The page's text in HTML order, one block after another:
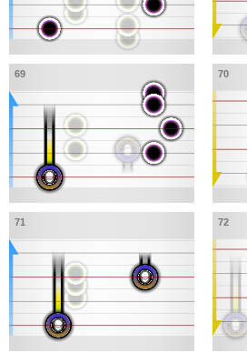
69 70
71 72